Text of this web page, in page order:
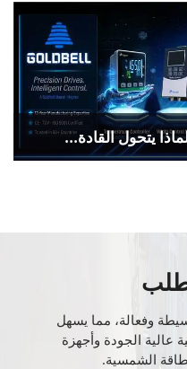
الكفاءة لمحولات Siemens/ABB الذي يقلل تكاليف
الطاقة بنسبة تصل إلى ٤٥٪. اشترِ مباشرةً من
وفعالة، مما يسهل
الجودة وأجهزة
الشمسية.